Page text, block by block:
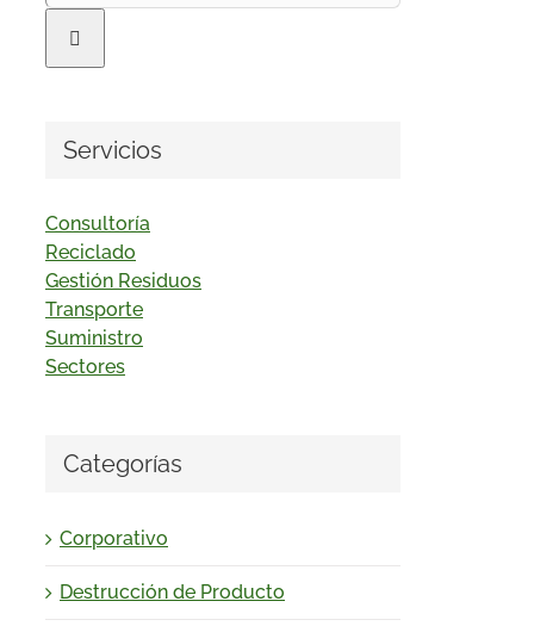
Servicios
Consultoría
Reciclado
Gestión Residuos
Transporte
Suministro
Sectores
Categorías
Corporativo
Destrucción de Producto